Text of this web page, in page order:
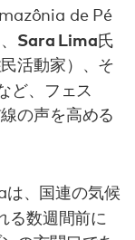
de Pé
Sara Lima氏
活動家）、そ
ど、フェス
の声を高める
、国連の気候
る数週間前に